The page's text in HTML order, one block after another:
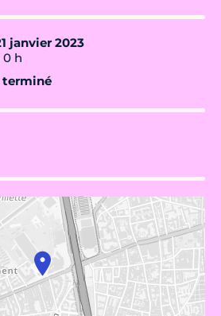
janvier 2023
0 h
terminé